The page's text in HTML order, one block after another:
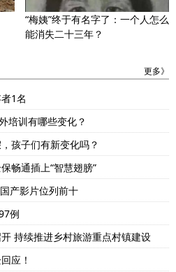
“梅姨”终于有名字了：一个人怎么
能消失二十三年？
更多》
1名
培训有哪些变化？
孩子们有新变化吗？
畅通插上“智慧翅膀”
产影片位列前十
例
持续推进乡村旅游重点村镇建设
应！